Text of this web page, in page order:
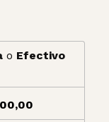
o Efectivo